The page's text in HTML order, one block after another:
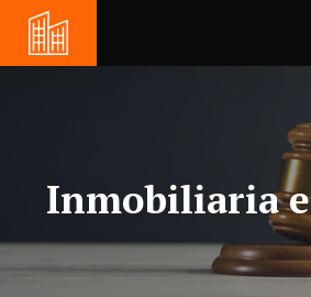
Saltar
contenido
Inmobiliaria